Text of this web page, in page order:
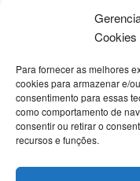
Cookies
Para fornecer as melhores
cookies para armazenar e/
consentimento para essas
como comportamento de
consentir ou retirar o
recursos e funções.
(66)
Sanduíches & Lanches
Sopa & Cia(2.731)
Sorvete(416)
Suíno(1.503)
Televisão(19)
Tempero(46)